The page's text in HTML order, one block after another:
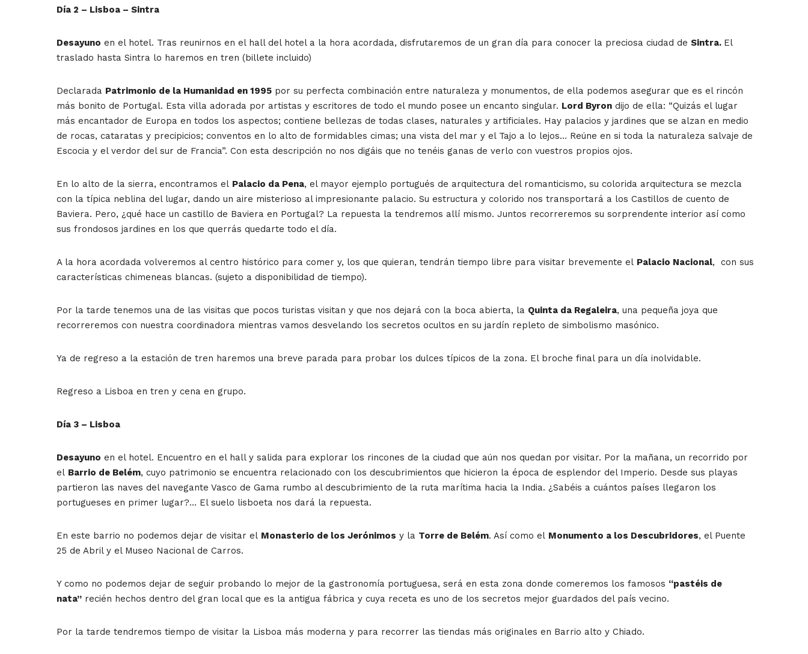
Día 2 – Lisboa – Sintra
Desayuno en el hotel. Tras reunirnos en el hall del hotel a la hora acordada, disfrutaremos de un gran día para conocer la preciosa ciudad de Sintra. El
traslado hasta Sintra lo haremos en tren (billete incluido)
Declarada Patrimonio de la Humanidad en 1995 por su perfecta combinación entre naturaleza y monumentos, de ella podemos asegurar que es el rincón
más bonito de Portugal. Esta villa adorada por artistas y escritores de todo el mundo posee un encanto singular. Lord Byron dijo de ella: “Quizás el lugar
más encantador de Europa en todos los aspectos; contiene bellezas de todas clases, naturales y artificiales. Hay palacios y jardines que se alzan en medio
de rocas, cataratas y precipicios; conventos en lo alto de formidables cimas; una vista del mar y el Tajo a lo lejos… Reúne en si toda la naturaleza salvaje de
Escocia y el verdor del sur de Francia”. Con esta descripción no nos digáis que no tenéis ganas de verlo con vuestros propios ojos.
En lo alto de la sierra, encontramos el Palacio da Pena, el mayor ejemplo portugués de arquitectura del romanticismo, su colorida arquitectura se mezcla
con la típica neblina del lugar, dando un aire misterioso al impresionante palacio. Su estructura y colorido nos transportará a los Castillos de cuento de
Baviera. Pero, ¿qué hace un castillo de Baviera en Portugal? La repuesta la tendremos allí mismo. Juntos recorreremos su sorprendente interior así como
sus frondosos jardines en los que querrás quedarte todo el día.
A la hora acordada volveremos al centro histórico para comer y, los que quieran, tendrán tiempo libre para visitar brevemente el Palacio Nacional, con sus
características chimeneas blancas. (sujeto a disponibilidad de tiempo).
Por la tarde tenemos una de las visitas que pocos turistas visitan y que nos dejará con la boca abierta, la Quinta da Regaleira, una pequeña joya que
recorreremos con nuestra coordinadora mientras vamos desvelando los secretos ocultos en su jardín repleto de simbolismo masónico.
Ya de regreso a la estación de tren haremos una breve parada para probar los dulces típicos de la zona. El broche final para un día inolvidable.
Regreso a Lisboa en tren y cena en grupo.
Día 3 – Lisboa
Desayuno en el hotel. Encuentro en el hall y salida para explorar los rincones de la ciudad que aún nos quedan por visitar. Por la mañana, un recorrido por
el Barrio de Belém, cuyo patrimonio se encuentra relacionado con los descubrimientos que hicieron la época de esplendor del Imperio. Desde sus playas
partieron las naves del navegante Vasco de Gama rumbo al descubrimiento de la ruta marítima hacia la India. ¿Sabéis a cuántos países llegaron los
portugueses en primer lugar?… El suelo lisboeta nos dará la repuesta.
En este barrio no podemos dejar de visitar el Monasterio de los Jerónimos y la Torre de Belém. Así como el Monumento a los Descubridores, el Puente
25 de Abril y el Museo Nacional de Carros.
Y como no podemos dejar de seguir probando lo mejor de la gastronomía portuguesa, será en esta zona donde comeremos los famosos “pastéis de
nata” recién hechos dentro del gran local que es la antigua fábrica y cuya receta es uno de los secretos mejor guardados del país vecino.
Por la tarde tendremos tiempo de visitar la Lisboa más moderna y para recorrer las tiendas más originales en Barrio alto y Chiado.